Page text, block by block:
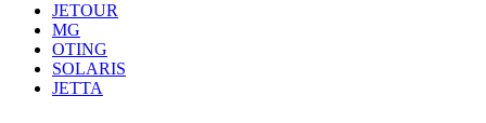
JETOUR
MG
OTING
SOLARIS
JETTA